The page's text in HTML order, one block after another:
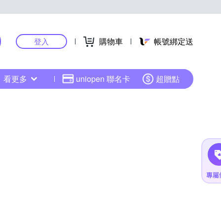
登入 購物車 帳號綁定送
看更多 uniopen 聯名卡 超贈點